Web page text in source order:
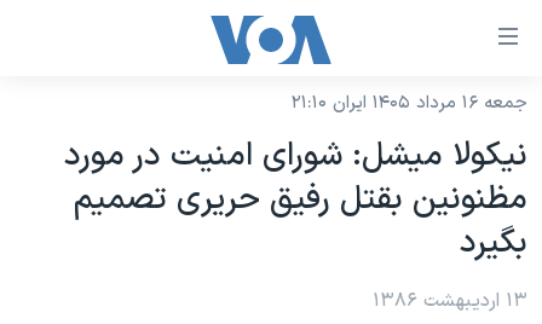
لینکهای
دسترسی
جهش
محتوای
اصلی
نسخه سبک وب‌سایت
موضوع ها
ایران
آمریکا
برنامه های تلویزیونی
جدول برنامه ها
جمعه ۱۶ مرداد ۱۴۰۵ ایران ۲۱:۱۰
نيکولا ميشل: شورای امنيت در مورد
مظنونين بقتل رفيق حريری تصميم
بگيرد
۱۳ اردیبهشت ۱۳۸۶